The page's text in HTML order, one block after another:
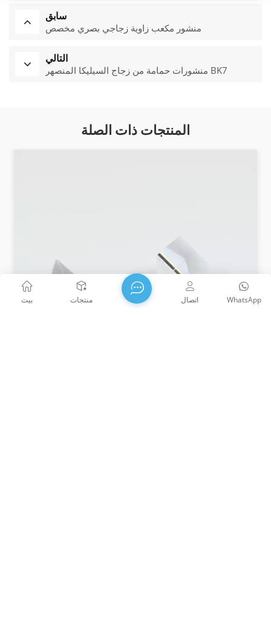
سابق
منشور مكعب زاوية زجاجي بصري مخصص
التالي
منشورات حمامة من زجاج السيليكا المنصهر BK7
المنتجات ذات الصلة
بيت منتجات WhatsApp اتصال